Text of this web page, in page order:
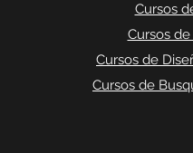
Cursos
Cursos
Cursos de
Cursos de